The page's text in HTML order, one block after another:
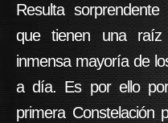
Resulta
que tienen una
inmensa mayoría de
a día. Es por ello
primera Constelación